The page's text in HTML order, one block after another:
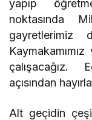
yapıp
noktasında
gayretlerimiz
çalışacağız.
açısından
Alt geçidin